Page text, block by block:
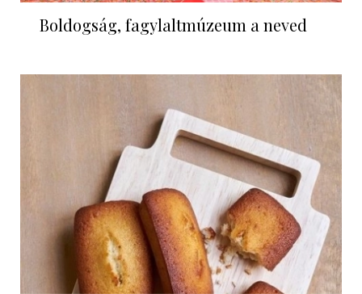
Boldogság, fagylaltmúzeum a neved